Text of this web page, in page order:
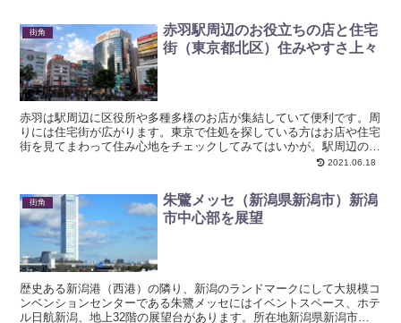
街角
赤羽駅周辺のお役立ちの店と住宅
街（東京都北区）住みやすさ上々
赤羽は駅周辺に区役所や多種多様のお店が集結していて便利です。周
りには住宅街が広がります。東京で住処を探している方はお店や住宅
街を見てまわって住み心地をチェックしてみてはいかが。駅周辺のお
役立ちのお店一覧住んで一番はじめに行くところは区役所と...2021.06.18
街角
朱鷺メッセ（新潟県新潟市）新潟
市中心部を展望
歴史ある新潟港（西港）の隣り、新潟のランドマークにして大規模コ
ンベンションセンターである朱鷺メッセにはイベントスペース、ホテ
ル日航新潟、地上32階の展望台があります。所在地新潟県新潟市中